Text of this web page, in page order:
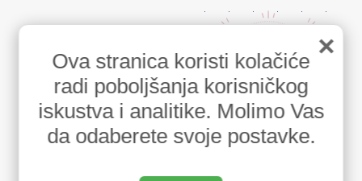
×
Ova stranica koristi kolačiće
radi poboljšanja korisničkog
iskustva i analitike. Molimo Vas
da odaberete svoje postavke.